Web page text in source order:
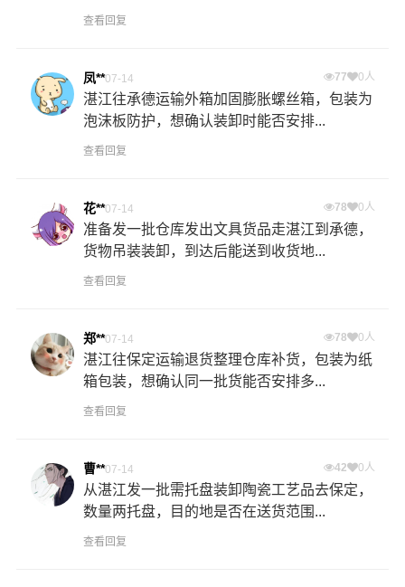
查看回复
凤**07-14 77 0人
湛江往承德运输外箱加固膨胀螺丝箱，包装为
泡沫板防护，想确认装卸时能否安排...
查看回复
花**07-14 78 0人
准备发一批仓库发出文具货品走湛江到承德，
货物吊装装卸，到达后能送到收货地...
查看回复
郑**07-14 78 0人
湛江往保定运输退货整理仓库补货，包装为纸
箱包装，想确认同一批货能否安排多...
查看回复
曹**07-14 42 0人
从湛江发一批需托盘装卸陶瓷工艺品去保定，
数量两托盘，目的地是否在送货范围...
查看回复